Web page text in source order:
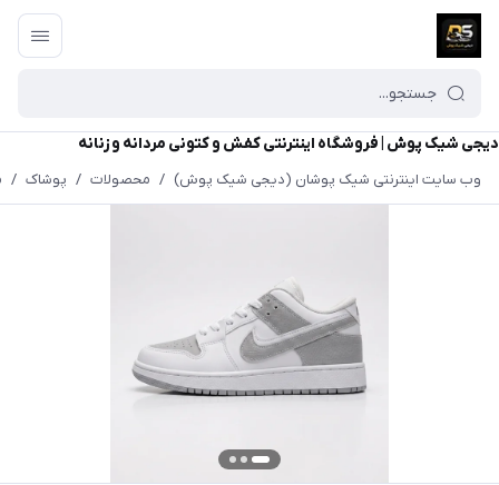
دیجی شیک پوش | فروشگاه اینترنتی کفش و کتونی مردانه و زنانه
وب سایت اینترنتی شیک پوشان (دیجی شیک پوش) / محصولات / پوشاک /